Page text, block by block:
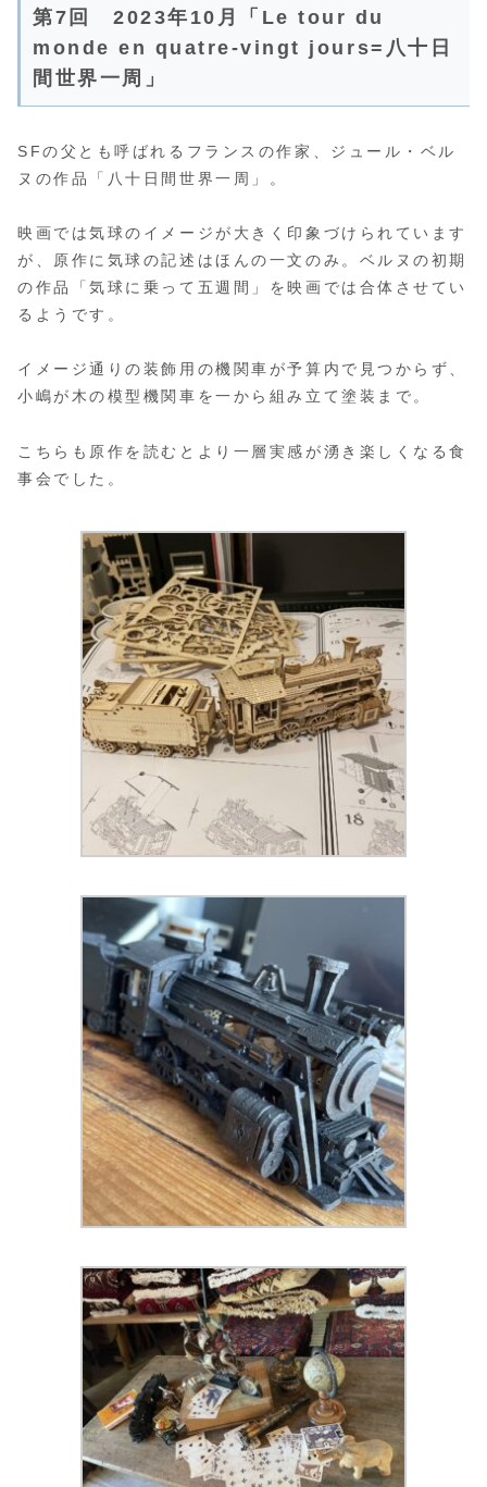
第7回 2023年10月「Le tour du
monde en quatre-vingt jours=八十日
間世界一周」
SFの父とも呼ばれるフランスの作家、ジュール・ベル
ヌの作品「八十日間世界一周」。
映画では気球のイメージが大きく印象づけられています
が、原作に気球の記述はほんの一文のみ。ベルヌの初期
の作品「気球に乗って五週間」を映画では合体させてい
るようです。
イメージ通りの装飾用の機関車が予算内で見つからず、
小嶋が木の模型機関車を一から組み立て塗装まで。
こちらも原作を読むとより一層実感が湧き楽しくなる食
事会でした。